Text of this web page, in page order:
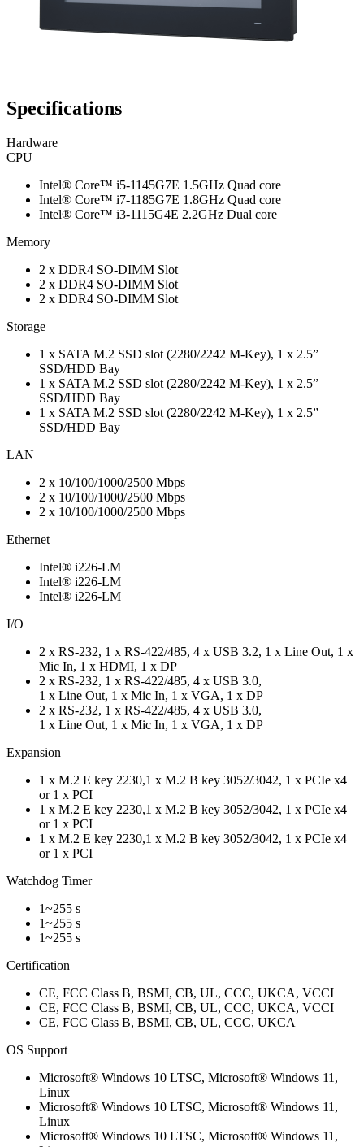
Specifications
Hardware
CPU
Intel® Core™ i5-1145G7E 1.5GHz Quad core
Intel® Core™ i7-1185G7E 1.8GHz Quad core
Intel® Core™ i3-1115G4E 2.2GHz Dual core
Memory
2 x DDR4 SO-DIMM Slot
2 x DDR4 SO-DIMM Slot
2 x DDR4 SO-DIMM Slot
Storage
1 x SATA M.2 SSD slot (2280/2242 M-Key), 1 x 2.5”
SSD/HDD Bay
1 x SATA M.2 SSD slot (2280/2242 M-Key), 1 x 2.5”
SSD/HDD Bay
1 x SATA M.2 SSD slot (2280/2242 M-Key), 1 x 2.5”
SSD/HDD Bay
LAN
2 x 10/100/1000/2500 Mbps
2 x 10/100/1000/2500 Mbps
2 x 10/100/1000/2500 Mbps
Ethernet
Intel® i226-LM
Intel® i226-LM
Intel® i226-LM
I/O
2 x RS-232, 1 x RS-422/485, 4 x USB 3.2, 1 x Line Out, 1 x
Mic In, 1 x HDMI, 1 x DP
2 x RS-232, 1 x RS-422/485, 4 x USB 3.0,
1 x Line Out, 1 x Mic In, 1 x VGA, 1 x DP
2 x RS-232, 1 x RS-422/485, 4 x USB 3.0,
1 x Line Out, 1 x Mic In, 1 x VGA, 1 x DP
Expansion
1 x M.2 E key 2230,1 x M.2 B key 3052/3042, 1 x PCIe x4
or 1 x PCI
1 x M.2 E key 2230,1 x M.2 B key 3052/3042, 1 x PCIe x4
or 1 x PCI
1 x M.2 E key 2230,1 x M.2 B key 3052/3042, 1 x PCIe x4
or 1 x PCI
Watchdog Timer
1~255 s
1~255 s
1~255 s
Certification
CE, FCC Class B, BSMI, CB, UL, CCC, UKCA, VCCI
CE, FCC Class B, BSMI, CB, UL, CCC, UKCA, VCCI
CE, FCC Class B, BSMI, CB, UL, CCC, UKCA
OS Support
Microsoft® Windows 10 LTSC, Microsoft® Windows 11,
Linux
Microsoft® Windows 10 LTSC, Microsoft® Windows 11,
Linux
Microsoft® Windows 10 LTSC, Microsoft® Windows 11,